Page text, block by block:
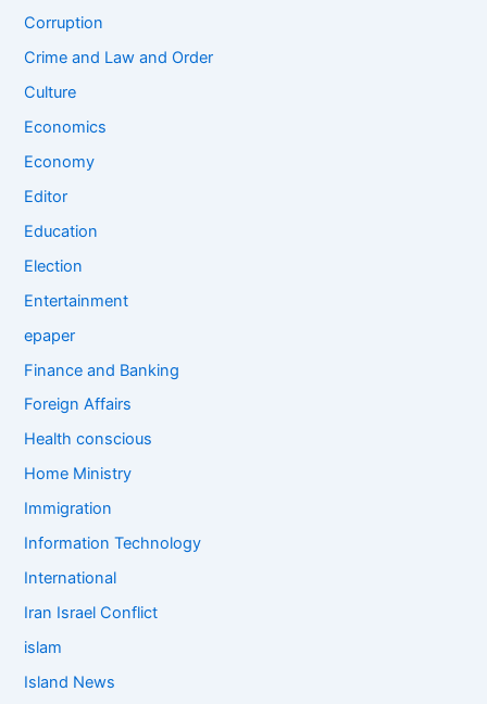
Corruption
Crime and Law and Order
Culture
Economics
Economy
Editor
Education
Election
Entertainment
epaper
Finance and Banking
Foreign Affairs
Health conscious
Home Ministry
Immigration
Information Technology
International
Iran Israel Conflict
islam
Island News